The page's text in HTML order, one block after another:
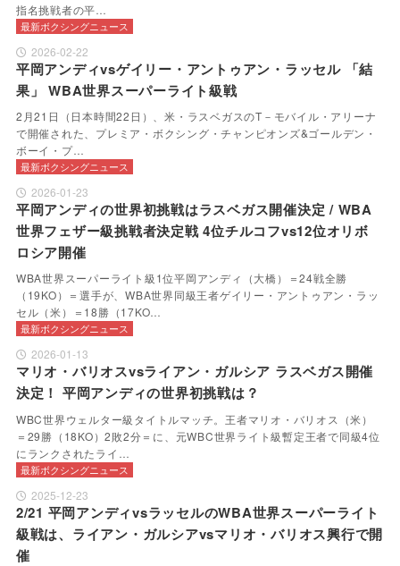
指名挑戦者の平…
最新ボクシングニュース
2026-02-22
平岡アンディvsゲイリー・アントゥアン・ラッセル 「結
果」 WBA世界スーパーライト級戦
2月21日（日本時間22日）、米・ラスベガスのT－モバイル・アリーナ
で開催された、プレミア・ボクシング・チャンピオンズ&ゴールデン・
ボーイ・プ…
最新ボクシングニュース
2026-01-23
平岡アンディの世界初挑戦はラスベガス開催決定 / WBA
世界フェザー級挑戦者決定戦 4位チルコフvs12位オリボ
ロシア開催
WBA世界スーパーライト級1位平岡アンディ（大橋）＝24戦全勝
（19KO）＝選手が、WBA世界同級王者ゲイリー・アントゥアン・ラッ
セル（米）＝18勝（17KO…
最新ボクシングニュース
2026-01-13
マリオ・バリオスvsライアン・ガルシア ラスベガス開催
決定！ 平岡アンディの世界初挑戦は？
WBC世界ウェルター級タイトルマッチ。王者マリオ・バリオス（米）
＝29勝（18KO）2敗2分＝に、元WBC世界ライト級暫定王者で同級4位
にランクされたライ…
最新ボクシングニュース
2025-12-23
2/21 平岡アンディvsラッセルのWBA世界スーパーライト
級戦は、ライアン・ガルシアvsマリオ・バリオス興行で開
催